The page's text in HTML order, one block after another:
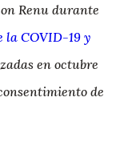
Renu durante
la COVID-19 y
en octubre
de